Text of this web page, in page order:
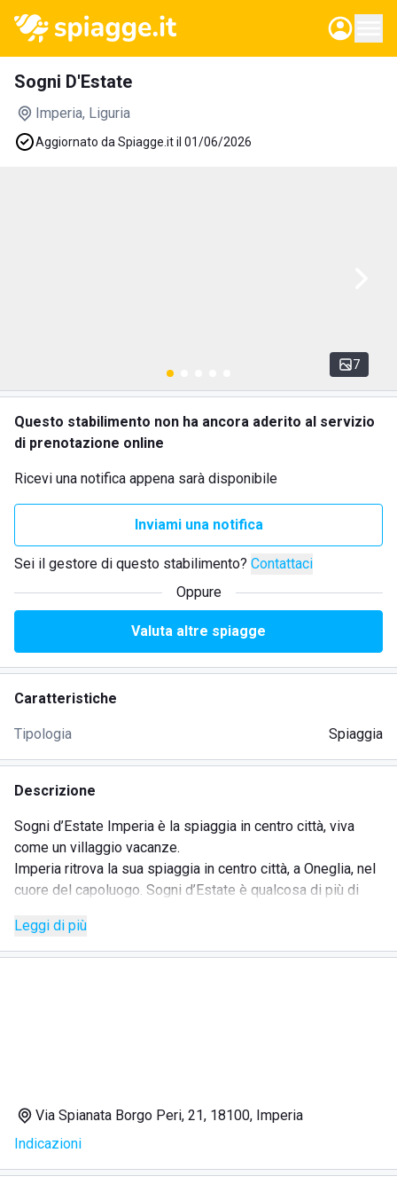
Sogni D'Estate
Imperia, Liguria
Aggiornato da Spiagge.it il 01/06/2026
7
Questo stabilimento non ha ancora aderito al servizio
di prenotazione online
Ricevi una notifica appena sarà disponibile
Inviami una notifica
Sei il gestore di questo stabilimento? Contattaci
Oppure
Valuta altre spiagge
Caratteristiche
Tipologia Spiaggia
Descrizione
Sogni d’Estate Imperia è la spiaggia in centro città, viva
come un villaggio vacanze.
Imperia ritrova la sua spiaggia in centro città, a Oneglia, nel
cuore del capoluogo. Sogni d’Estate è qualcosa di più di
fino al tramonto, con i suoi colori unici.
Le attività in programmazione ricordano un villaggio
SERVIZI
Cabine
Lettini
Leggi di più
Via Spianata Borgo Peri, 21, 18100, Imperia
Indicazioni